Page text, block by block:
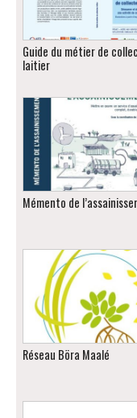
Guide du métier de
laitier
Mémento de
Réseau Böra Maalé